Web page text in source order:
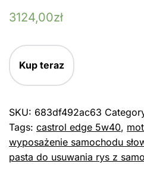
3124,00zł
Kup teraz
SKU: 683df492ac63
Tags: castrol edge 5w40,
wyposażenie samochodu
pasta do usuwania rys z